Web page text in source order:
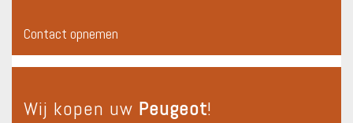
Contact opnemen
Wij kopen uw Peugeot!